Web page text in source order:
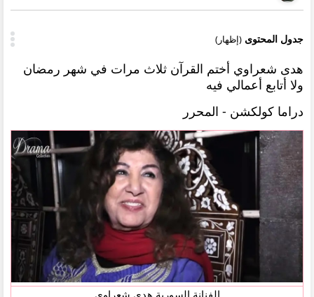
جدول المحتوى (إظهار)
هدى شعراوي أختم القرآن ثلاث مرات في شهر رمضان
ولا أتابع أعمالي فيه
دراما كولكشن - المحرر
الفنانة السورية هدى شعراوي